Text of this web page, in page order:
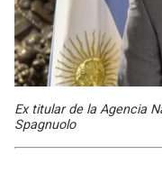
Ex titular de la Agencia
Spagnuolo